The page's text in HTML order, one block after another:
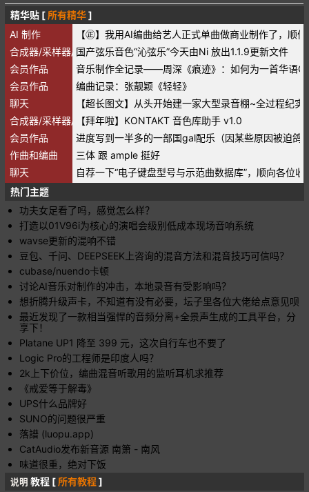
精华贴 [ 所有精华]
AI 制作
【㊣】我用AI编曲给艺人正式单曲做商业制作了，顺
合成器/采样器/音源/音色国产弦乐音色“沁弦乐”今天由Ni 放出1.1.9更新文件
会员作品
音乐制作全记录——周深《痕迹》：如何为一首华语
会员作品
编曲记录：张靓颖《轻轻》
聊天
【超长图文】从头开始建一家大型录音棚~全过程纪实
合成器/采样器/音源/音色【拜年啦】KONTAKT 音色库助手 v1.0
会员作品
进度写到一半多的一部国gal配乐（因某些原因被迫鸽
作曲和编曲
三体 跟 ample 挺好
聊天
自荐一下“电子键盘型号与示范曲数据库”，顺向各位
热门主题
功夫女足看了吗，感觉怎么样？
打造以01V96i为核心的演唱会级别低成本现场音响系统
wavse更新的混响不错
豆包、千问、DEEPSEEK上咨询的混音方法和混音技巧可信吗？
cubase/nuendo卡顿
讨论AI音乐对制作的冲击，本地录音有受影响吗？
想折腾升级声卡，不知道有没有必要，坛子里各位大佬给点意见呗
最近发现了一款相当强悍的音频分离+全景声生成的工具平台，分
享下！
Platane UP1 降至 399 元，这次自行车也不要了
Logic Pro的工程师是印度人吗？
2k上下价位，编曲混音听歌用的监听耳机求推荐
《戒爱等于解毒》
UPS什么品牌好
SUNO的问题很严重
落譜 (luopu.app)
CatAudio发布新音源 南箫 - 南风
味道很重，绝对下饭
说明 教程 [ 所有教程]